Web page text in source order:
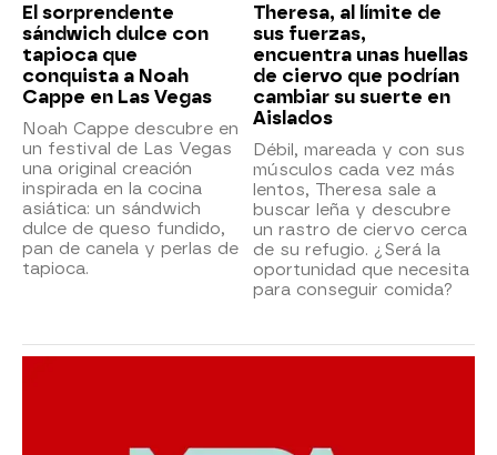
El sorprendente
sándwich dulce con
tapioca que
conquista a Noah
Cappe en Las Vegas
Noah Cappe descubre en
un festival de Las Vegas
una original creación
inspirada en la cocina
asiática: un sándwich
dulce de queso fundido,
pan de canela y perlas de
tapioca.
Theresa, al límite de
sus fuerzas,
encuentra unas huellas
de ciervo que podrían
cambiar su suerte en
Aislados
Débil, mareada y con sus
músculos cada vez más
lentos, Theresa sale a
buscar leña y descubre
un rastro de ciervo cerca
de su refugio. ¿Será la
oportunidad que necesita
para conseguir comida?